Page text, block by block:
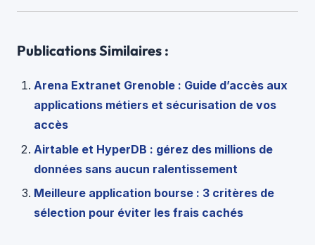
Publications Similaires :
Arena Extranet Grenoble : Guide d’accès aux
applications métiers et sécurisation de vos
accès
Airtable et HyperDB : gérez des millions de
données sans aucun ralentissement
Meilleure application bourse : 3 critères de
sélection pour éviter les frais cachés